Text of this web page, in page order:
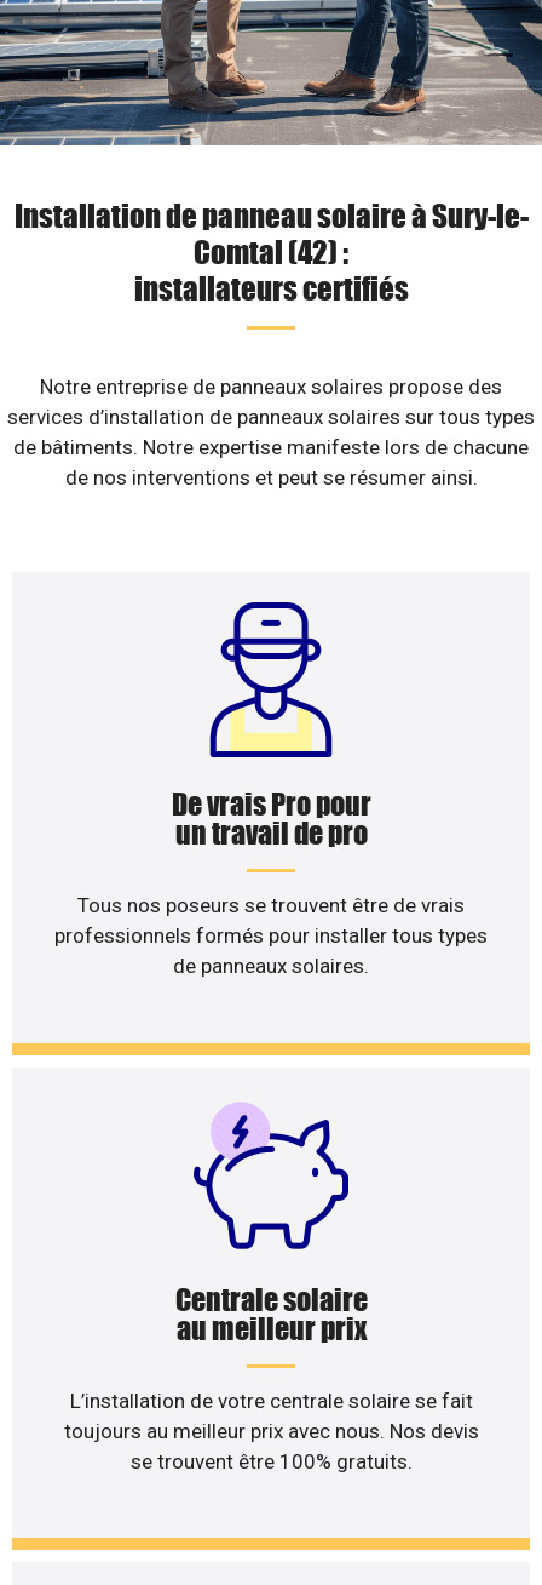
Installation de panneau solaire à Sury-le-
Comtal (42) :
installateurs certifiés
Notre entreprise de panneaux solaires propose des
services d’installation de panneaux solaires sur tous types
de bâtiments. Notre expertise manifeste lors de chacune
de nos interventions et peut se résumer ainsi.
De vrais Pro pour
un travail de pro
Tous nos poseurs se trouvent être de vrais
professionnels formés pour installer tous types
de panneaux solaires.
Centrale solaire
au meilleur prix
L’installation de votre centrale solaire se fait
toujours au meilleur prix avec nous. Nos devis
se trouvent être 100% gratuits.